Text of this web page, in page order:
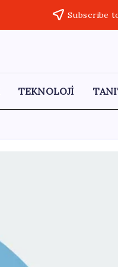
Subscribe
TEKNOLOJİ